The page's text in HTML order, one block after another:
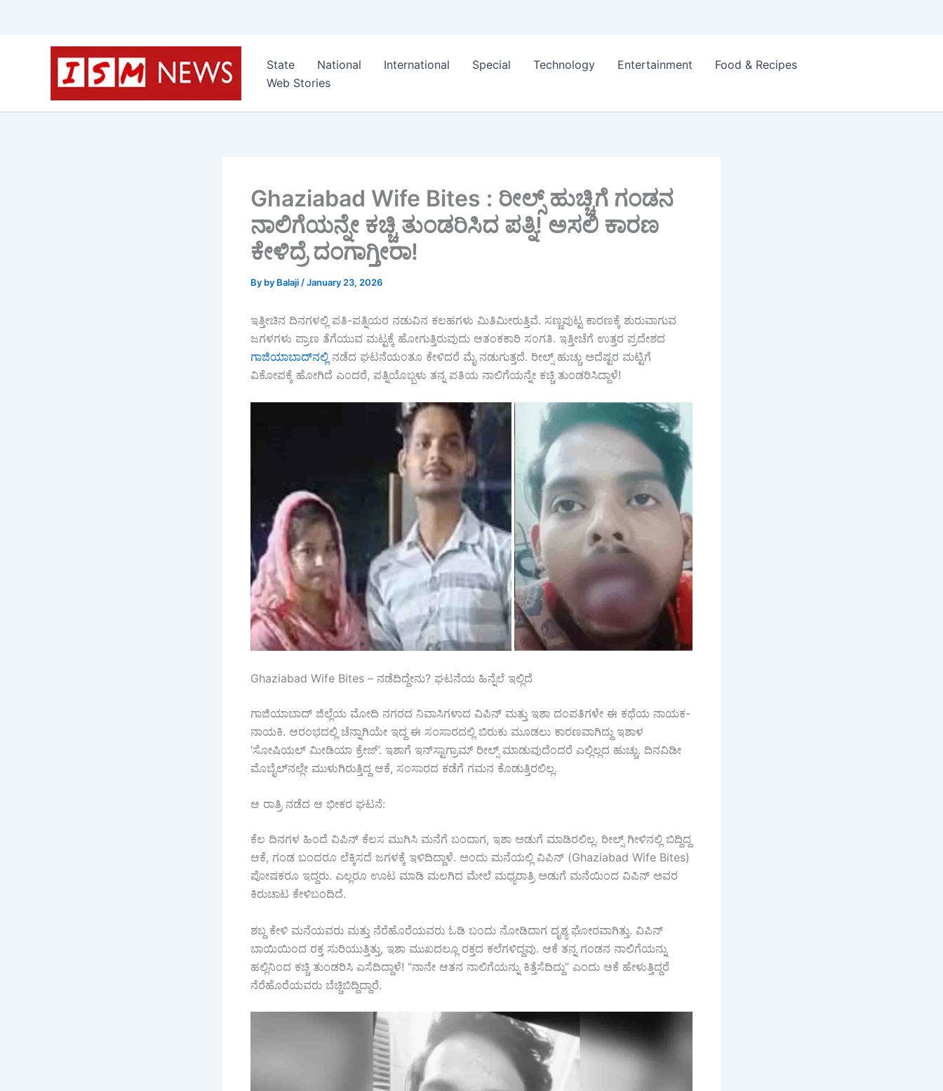
State National International Special Technology Entertainment
Food & Recipes
Web Stories
Ghaziabad Wife Bites : ರೀಲ್ಸ್ ಹುಚ್ಚಿಗೆ ಗಂಡನ
ನಾಲಿಗೆಯನ್ನೇ ಕಚ್ಚಿ ತುಂಡರಿಸಿದ ಪತ್ನಿ! ಅಸಲಿ ಕಾರಣ
ಕೇಳಿದ್ರೆ ದಂಗಾಗ್ತೀರಾ!
By by Balaji /January 23, 2026
ಇತ್ತೀಚಿನ ದಿನಗಳಲ್ಲಿ ಪತಿ-ಪತ್ನಿಯರ ನಡುವಿನ ಕಲಹಗಳು ಮಿತಿಮೀರುತ್ತಿವೆ. ಸಣ್ಣಪುಟ್ಟ ಕಾರಣಕ್ಕೆ ಶುರುವಾಗುವ
ಜಗಳಗಳು ಪ್ರಾಣ ತೆಗೆಯುವ ಮಟ್ಟಕ್ಕೆ ಹೋಗುತ್ತಿರುವುದು ಆತಂಕಕಾರಿ ಸಂಗತಿ. ಇತ್ತೀಚೆಗೆ ಉತ್ತರ ಪ್ರದೇಶದ
ಗಾಜಿಯಾಬಾದ್‌ನಲ್ಲಿ ನಡೆದ ಘಟನೆಯಂತೂ ಕೇಳಿದರೆ ಮೈ ನಡುಗುತ್ತದೆ. ರೀಲ್ಸ್ ಹುಚ್ಚು ಅದೆಷ್ಟರ ಮಟ್ಟಿಗೆ
ವಿಕೋಪಕ್ಕೆ ಹೋಗಿದೆ ಎಂದರೆ, ಪತ್ನಿಯೊಬ್ಬಳು ತನ್ನ ಪತಿಯ ನಾಲಿಗೆಯನ್ನೇ ಕಚ್ಚಿ ತುಂಡರಿಸಿದ್ದಾಳೆ!
Ghaziabad Wife Bites – ನಡೆದಿದ್ದೇನು? ಘಟನೆಯ ಹಿನ್ನೆಲೆ ಇಲ್ಲಿದೆ
ಗಾಜಿಯಾಬಾದ್ ಜಿಲ್ಲೆಯ ಮೋದಿ ನಗರದ ನಿವಾಸಿಗಳಾದ ವಿಪಿನ್ ಮತ್ತು ಇಶಾ ದಂಪತಿಗಳೇ ಈ ಕಥೆಯ ನಾಯಕ-
ನಾಯಕಿ. ಆರಂಭದಲ್ಲಿ ಚೆನ್ನಾಗಿಯೇ ಇದ್ದ ಈ ಸಂಸಾರದಲ್ಲಿ ಬಿರುಕು ಮೂಡಲು ಕಾರಣವಾಗಿದ್ದು ಇಶಾಳ
‘ಸೋಷಿಯಲ್ ಮೀಡಿಯಾ ಕ್ರೇಜ್’. ಇಶಾಗೆ ಇನ್‌ಸ್ಟಾಗ್ರಾಮ್ ರೀಲ್ಸ್ ಮಾಡುವುದೆಂದರೆ ಎಲ್ಲಿಲ್ಲದ ಹುಚ್ಚು. ದಿನವಿಡೀ
ಮೊಬೈಲ್‌ನಲ್ಲೇ ಮುಳುಗಿರುತ್ತಿದ್ದ ಆಕೆ, ಸಂಸಾರದ ಕಡೆಗೆ ಗಮನ ಕೊಡುತ್ತಿರಲಿಲ್ಲ.
ಆ ರಾತ್ರಿ ನಡೆದ ಆ ಭೀಕರ ಘಟನೆ:
ಕೆಲ ದಿನಗಳ ಹಿಂದೆ ವಿಪಿನ್ ಕೆಲಸ ಮುಗಿಸಿ ಮನೆಗೆ ಬಂದಾಗ, ಇಶಾ ಅಡುಗೆ ಮಾಡಿರಲಿಲ್ಲ. ರೀಲ್ಸ್ ಗೀಳಿನಲ್ಲಿ ಬಿದ್ದಿದ್ದ
ಆಕೆ, ಗಂಡ ಬಂದರೂ ಲೆಕ್ಕಿಸದೆ ಜಗಳಕ್ಕೆ ಇಳಿದಿದ್ದಾಳೆ. ಅಂದು ಮನೆಯಲ್ಲಿ ವಿಪಿನ್ (Ghaziabad Wife Bites)
ಪೋಷಕರೂ ಇದ್ದರು. ಎಲ್ಲರೂ ಊಟ ಮಾಡಿ ಮಲಗಿದ ಮೇಲೆ ಮಧ್ಯರಾತ್ರಿ ಅಡುಗೆ ಮನೆಯಿಂದ ವಿಪಿನ್ ಅವರ
ಕಿರುಚಾಟ ಕೇಳಿಬಂದಿದೆ.
ಶಬ್ದ ಕೇಳಿ ಮನೆಯವರು ಮತ್ತು ನೆರೆಹೊರೆಯವರು ಓಡಿ ಬಂದು ನೋಡಿದಾಗ ದೃಶ್ಯ ಘೋರವಾಗಿತ್ತು. ವಿಪಿನ್
ಬಾಯಿಯಿಂದ ರಕ್ತ ಸುರಿಯುತ್ತಿತ್ತು, ಇಶಾ ಮುಖದಲ್ಲೂ ರಕ್ತದ ಕಲೆಗಳಿದ್ದವು. ಆಕೆ ತನ್ನ ಗಂಡನ ನಾಲಿಗೆಯನ್ನು
ಹಲ್ಲಿನಿಂದ ಕಚ್ಚಿ ತುಂಡರಿಸಿ ಎಸೆದಿದ್ದಾಳೆ! “ನಾನೇ ಆತನ ನಾಲಿಗೆಯನ್ನು ಕಿತ್ತೆಸೆದಿದ್ದು” ಎಂದು ಆಕೆ ಹೇಳುತ್ತಿದ್ದರೆ
ನೆರೆಹೊರೆಯವರು ಬೆಚ್ಚಿಬಿದ್ದಿದ್ದಾರೆ.